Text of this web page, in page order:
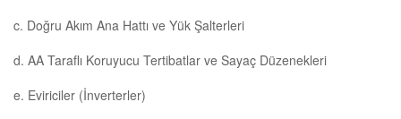
c. Doğru Akım Ana Hattı ve Yük Şalterleri
d. AA Taraflı Koruyucu Tertibatlar ve Sayaç Düzenekleri
e. Eviriciler (İnverterler)